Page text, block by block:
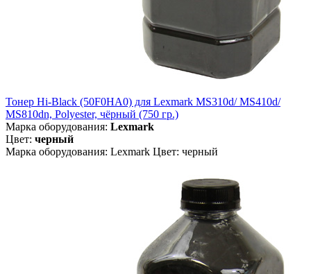
Тонер Hi-Black (50F0HA0) для Lexmark MS310d/ MS410d/
MS810dn, Polyester, чёрный (750 гр.)
Марка оборудования: Lexmark
Цвет: черный
Марка оборудования: Lexmark Цвет: черный